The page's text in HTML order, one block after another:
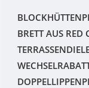
BRETT AUS RED